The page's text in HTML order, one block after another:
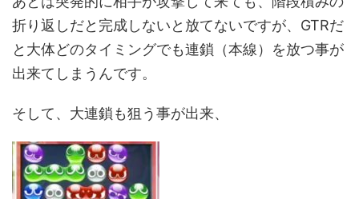
折り返しだと完成しないと放てないですが、GTRだ
と大体どのタイミングでも連鎖（本線）を放つ事が
出来てしまうんです。
そして、大連鎖も狙う事が出来、